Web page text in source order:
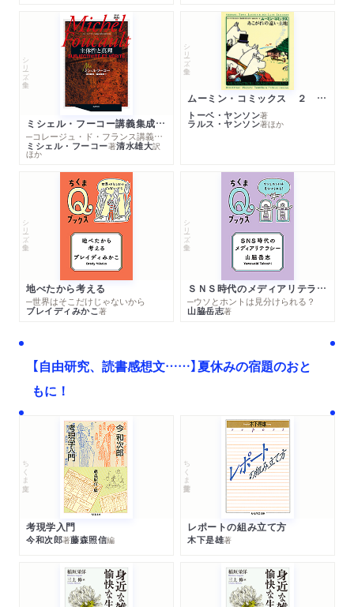
シリーズ・全集
ミシェル・フーコー講義集成１０ 主体性と真理
─コレージュ・ド・フランス講義１９８０－１９８１年度
ミシェル・フーコー著清水雄大訳
ほか
シリーズ・全集
ムーミン・コミックス ２ あこがれの遠い土地
トーベ・ヤンソン著
ラルス・ヤンソン著ほか
シリーズ・全集
地べたから考える
─世界はそこだけじゃないから
ブレイディみかこ著
シリーズ・全集
ＳＮＳ時代のメディアリテラシー
─ウソとホントは見分けられる？
山脇岳志著
【自由研究、読書感想文……】夏休みの宿題のおと
もに！
ちくま文庫
考現学入門
今和次郎著藤森照信編
ちくま学芸文庫
レポートの組み立て方
木下是雄著